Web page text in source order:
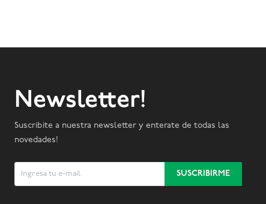
Newsletter!
Suscribite a nuestra newsletter y enterate de todas las
novedades!
SUSCRIBIRME